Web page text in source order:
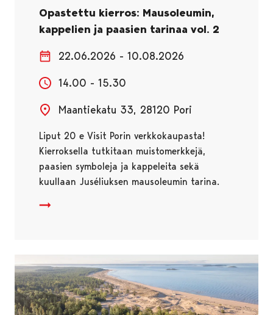
Opastettu kierros: Mausoleumin,
kappelien ja paasien tarinaa vol. 2
22.06.2026 - 10.08.2026
14.00 - 15.30
Maantiekatu 33, 28120 Pori
Liput 20 e Visit Porin verkkokaupasta!
Kierroksella tutkitaan muistomerkkejä,
paasien symboleja ja kappeleita sekä
kuullaan Juséliuksen mausoleumin tarina.